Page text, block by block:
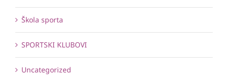
Škola sporta
SPORTSKI KLUBOVI
Uncategorized